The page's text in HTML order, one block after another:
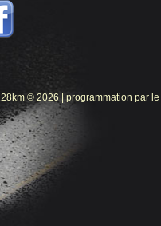
© 2026 | programmation par le